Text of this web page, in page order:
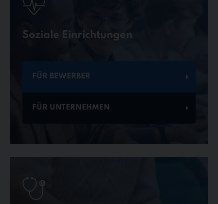
Soziale Einrichtungen
FÜR BEWERBER
FÜR UNTERNEHMEN